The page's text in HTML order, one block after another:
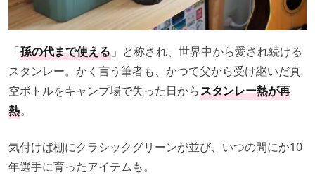
「孫の代まで使える 」と称され、世界中から愛され続ける
スタンレー。かく言う筆者も、かつて父から受け継いだ真
空ボトルをキャンプ場で失った日からスタンレー熱が再
熱。
気付けば棚にクラシックグリーンが並び、いつの間にか10
年選手に育ったアイテムも。